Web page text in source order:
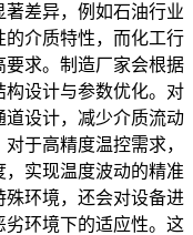
差异，例如石油行业
介质特性，而化工行
求。制造厂家会根据
设计与参数优化。对
设计，减少介质流动
于高精度温控需求，
实现温度波动的精准
环境，还会对设备进
环境下的适应性。这